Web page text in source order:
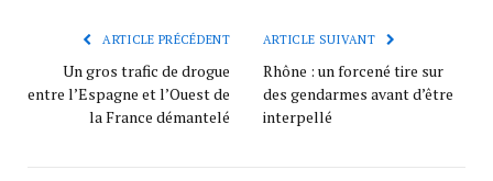
ARTICLE PRÉCÉDENT
Un gros trafic de drogue
entre l’Espagne et l’Ouest de
la France démantelé
ARTICLE SUIVANT
Rhône : un forcené tire sur
des gendarmes avant d’être
interpellé